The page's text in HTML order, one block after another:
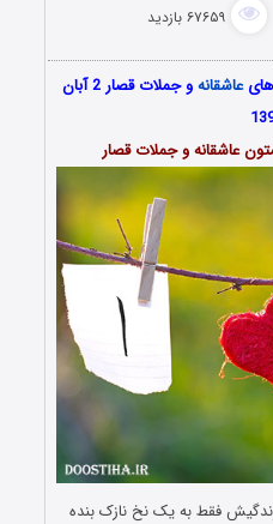
۶۷۶۵۹ بازدید
عاشقانه
و جملات قصار 2 آبان
عاشقانه و جملات قصار
فقط به یک نخ نازک بنده